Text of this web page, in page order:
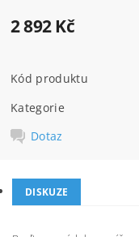
2 892 Kč
Kód produktu
Kategorie
Dotaz
DISKUZE